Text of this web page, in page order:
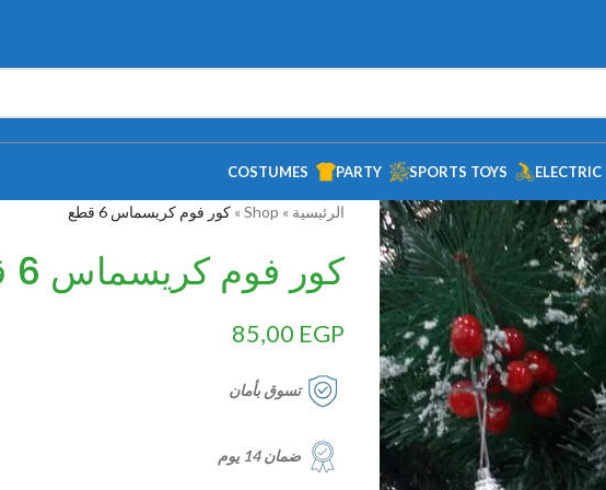
ELECTRIC
SPORTS TOYS
PARTY
COSTUMES
الرئيسية »
Shop
» كور فوم كريسماس 6 قطع
كور فوم كريسماس 6 قطع
85,00 EGP
تسوق بأمان
ضمان 14 يوم